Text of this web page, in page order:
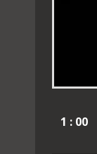
1 : 00